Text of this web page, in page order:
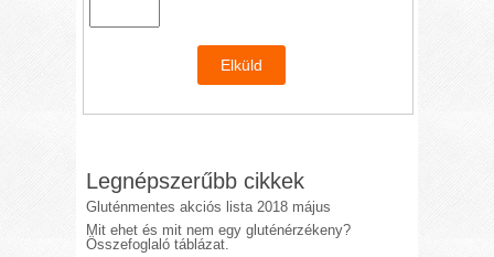
Legnépszerűbb cikkek
Gluténmentes akciós lista 2018 május
Mit ehet és mit nem egy gluténérzékeny?
Összefoglaló táblázat.